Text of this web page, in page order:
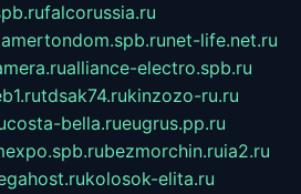
falcorussia.ru
net-life.net.ru
alliance-electro.spb.ru
tdsak74.rukinzozo-ru.ru
costa-bella.rueugrus.pp.ru
bezmorchin.ruia2.ru
kolosok-elita.ru